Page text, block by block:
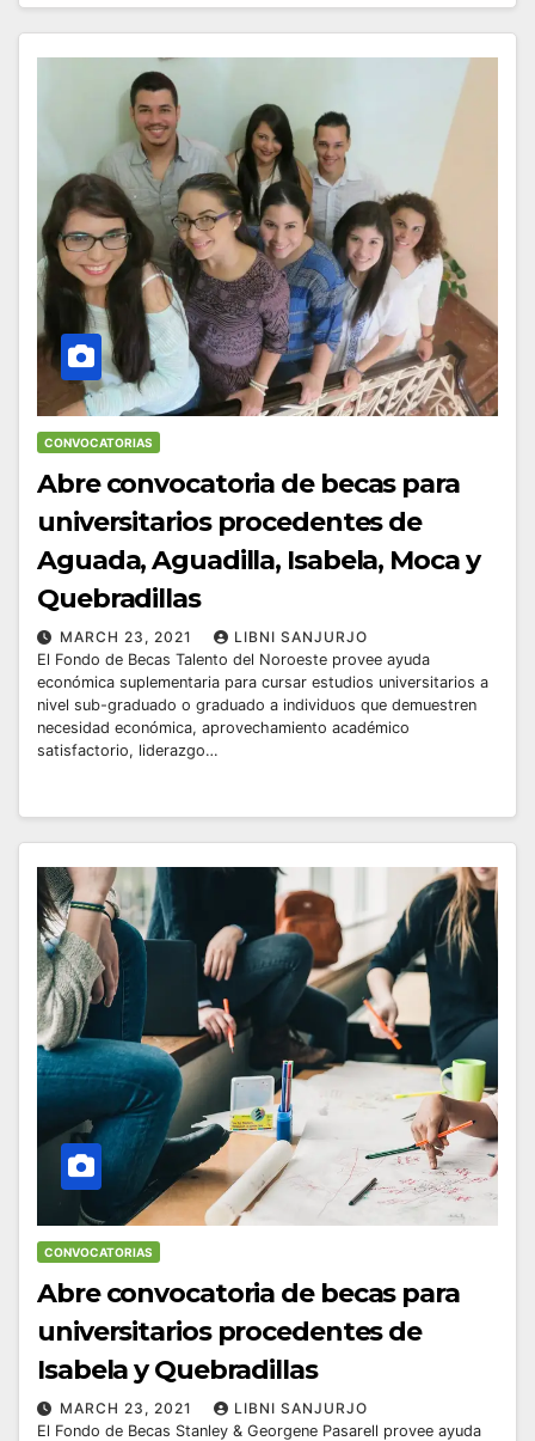
CONVOCATORIAS
Abre convocatoria de becas para
universitarios procedentes de
Aguada, Aguadilla, Isabela, Moca y
Quebradillas
MARCH 23, 2021
LIBNI SANJURJO
El Fondo de Becas Talento del Noroeste provee ayuda
económica suplementaria para cursar estudios universitarios a
nivel sub-graduado o graduado a individuos que demuestren
necesidad económica, aprovechamiento académico
satisfactorio, liderazgo…
CONVOCATORIAS
Abre convocatoria de becas para
universitarios procedentes de
Isabela y Quebradillas
MARCH 23, 2021
LIBNI SANJURJO
El Fondo de Becas Stanley & Georgene Pasarell provee ayuda